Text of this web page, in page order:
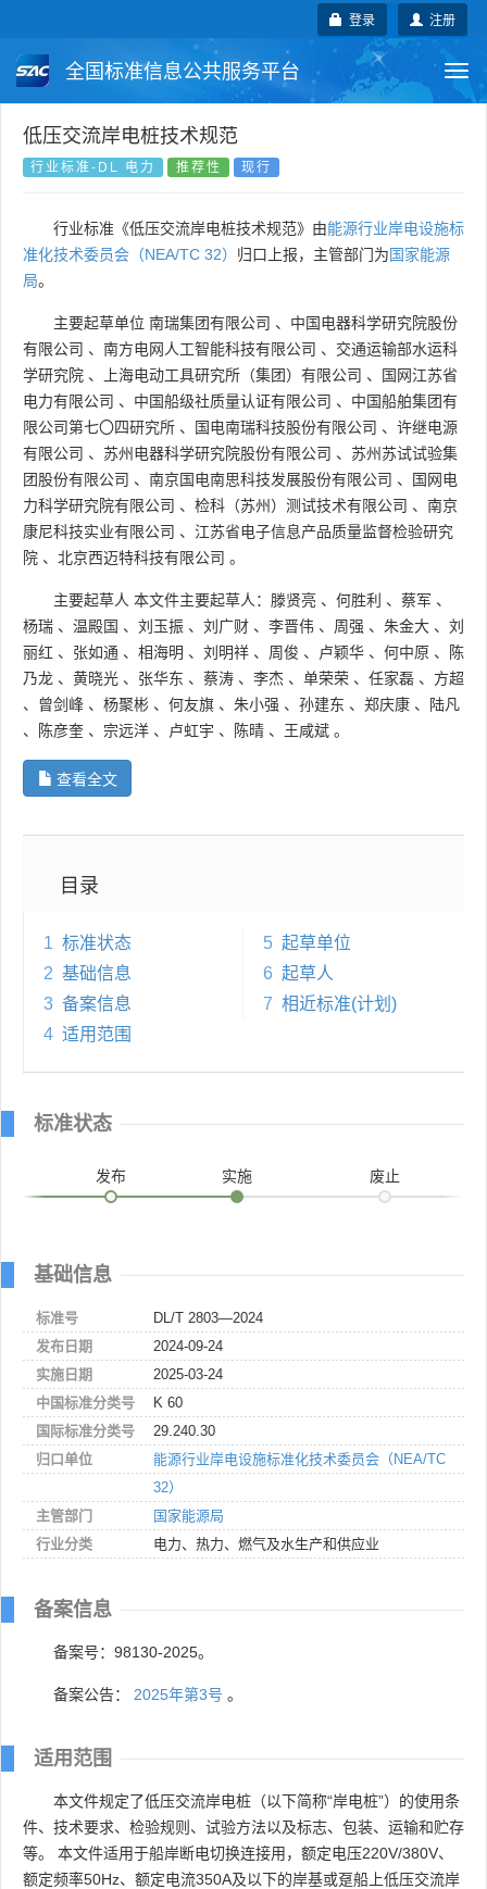
注册
登录
全国标准信息公共服务平台
国家标准 行业标准
国外标准 技术委员会
低压交流岸电桩技术规范
行业标准-DL 电力 推荐性 现行
行业标准《低压交流岸电桩技术规范》由能源行业岸电设施标
准化技术委员会（NEA/TC 32） 归口上报，主管部门为国家能源
局。
主要起草单位 南瑞集团有限公司 、 中国电器科学研究院股份
有限公司 、 南方电网人工智能科技有限公司 、 交通运输部水运科
学研究院 、 上海电动工具研究所（集团）有限公司 、
国网江苏省
电力有限公司 、 中国船级社质量认证有限公司 、 中国船舶集团有
限公司第七〇四研究所 、 国电南瑞科技股份有限公司 、 许继电源
有限公司 、 苏州电器科学研究院股份有限公司 、 苏州苏试试验集
团股份有限公司 、 南京国电南思科技发展股份有限公司 、
国网电
力科学研究院有限公司 、 检科（苏州）测试技术有限公司 、 南京
康尼科技实业有限公司 、 江苏省电子信息产品质量监督检验研究
院 、 北京西迈特科技有限公司 。
主要起草人 本文件主要起草人：滕贤亮 、 何胜利 、 蔡军 、
杨瑞 、 温殿国 、 刘玉振 、 刘广财 、 李晋伟 、 周强 、 朱金大 、 刘
丽红 、 张如通 、 相海明 、 刘明祥 、 周俊 、 卢颖华 、 何中原 、
陈
乃龙 、 黄晓光 、 张华东 、 蔡涛 、 李杰 、 单荣荣 、 任家磊 、 方超
、 曾剑峰 、 杨聚彬 、 何友旗 、 朱小强 、 孙建东 、 郑庆康 、
陆凡
、
陈彦奎 、 宗远洋 、 卢虹宇 、 陈晴 、 王咸斌 。
查看全文
目录
1 标准状态
2 基础信息
3 备案信息
4 适用范围
5 起草单位
6 起草人
7 相近标准(计划)
标准状态
发布 实施 废止
基础信息
标准号
DL/T 2803—2024
发布日期
2024-09-24
实施日期
2025-03-24
中国标准分类号
K 60
国际标准分类号
29.240.30
归口单位
能源行业岸电设施标准化技术委员会（NEA/TC
32）
主管部门
国家能源局
行业分类
电力、热力、燃气及水生产和供应业
备案信息
备案号：98130-2025。
备案公告： 2025年第3号 。
适用范围
本文件规定了低压交流岸电桩（以下简称“岸电桩”）的使用条
件、技术要求、检验规则、试验方法以及标志、包装、运输和贮存
等。 本文件适用于船岸断电切换连接用，额定电压220V/380V、
额定频率50Hz、额定电流350A及以下的岸基或趸船上低压交流岸